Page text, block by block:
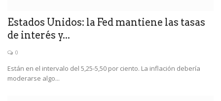
Estados Unidos: la Fed mantiene las tasas
de interés y...
0
Están en el intervalo del 5,25-5,50 por ciento. La inflación debería
moderarse algo...